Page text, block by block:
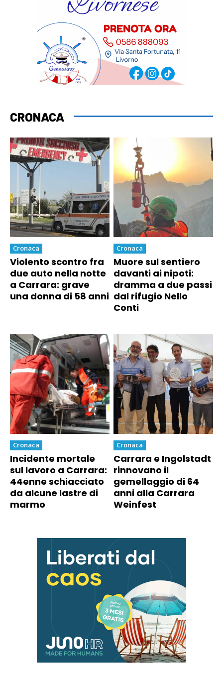
CRONACA
Cronaca
Violento scontro fra
due auto nella notte
a Carrara: grave
una donna di 58 anni
Cronaca
Muore sul sentiero
davanti ai nipoti:
dramma a due passi
dal rifugio Nello
Conti
Cronaca
Incidente mortale
sul lavoro a Carrara:
44enne schiacciato
da alcune lastre di
marmo
Cronaca
Carrara e Ingolstadt
rinnovano il
gemellaggio di 64
anni alla Carrara
Weinfest